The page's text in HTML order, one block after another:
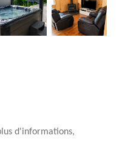
d'informations,